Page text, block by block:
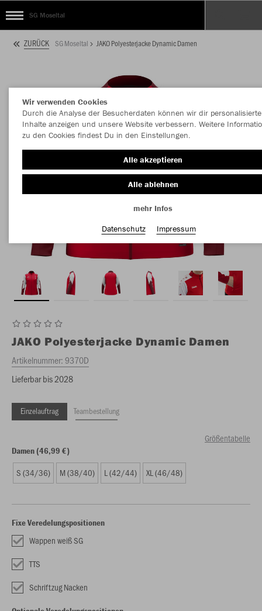
SG Moseltal
ZURÜCK SG Moseltal JAKO Polyesterjacke Dynamic Damen
JAKO Polyesterjacke Dynamic Damen
Artikelnummer:9370D
Lieferbar bis 2028
Einzelauftrag Teambestellung
Größentabelle
Damen (46,99 €)
S (34/36) M (38/40) L (42/44) XL (46/48)
Fixe Veredelungspositionen
Wappen weiß SG
TTS
Schriftzug Nacken
Wir verwenden Cookies
Durch die Analyse der Besucherdaten können wir dir personalisierte
Inhalte anzeigen und unsere Website verbessern. Weitere
zu den Cookies findest Du in den Einstellungen.
Alle akzeptieren
Alle ablehnen
mehr Infos
Datenschutz
Impressum